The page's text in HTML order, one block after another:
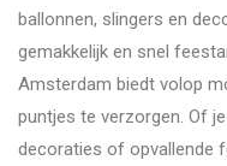
ballonnen, slingers en
gemakkelijk en snel
Amsterdam biedt volop
puntjes te verzorgen. Of
decoraties of opvallende